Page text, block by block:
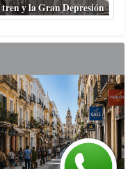
y la Gran Depresión